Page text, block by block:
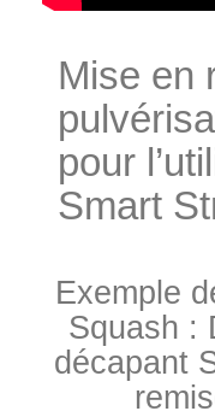
Mise en
pour
Smart
Exemple
Squash :
décapant